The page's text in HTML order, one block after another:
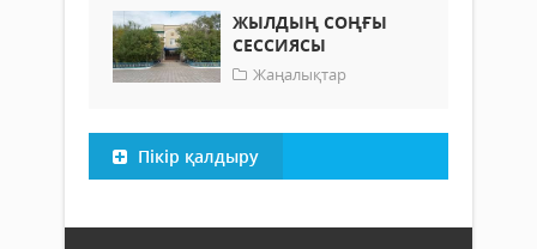
ЖЫЛДЫҢ СОҢҒЫ
СЕССИЯСЫ
Жаңалықтар
Пікір қалдыру